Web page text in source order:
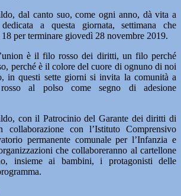
dal canto suo, come ogni anno, dà vita a
dedicata a questa giornata, settimana che
per terminare giovedì 28 novembre 2019.
è il filo rosso dei diritti, un filo perché
perché è il colore del cuore di ognuno di noi
in questi sette giorni si invita la comunità a
al polso come segno di adesione
con il Patrocinio del Garante dei diritti di
con l’Istituto Comprensivo
permanente comunale per l’Infanzia e
che collaboreranno al cartellone
insieme ai bambini, i protagonisti delle